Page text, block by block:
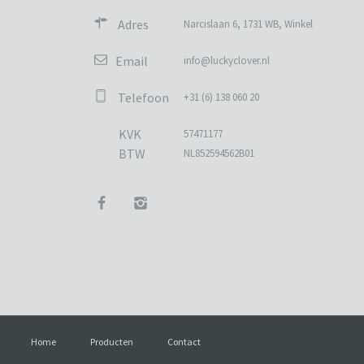
Adres Narcislaan 6, 1731 WB, Winkel
Email info@luckyclover.nl
Telefoon +31 (6) 138 060 20
KVK 57471177
BTW NL852594562B01
Home Producten Contact